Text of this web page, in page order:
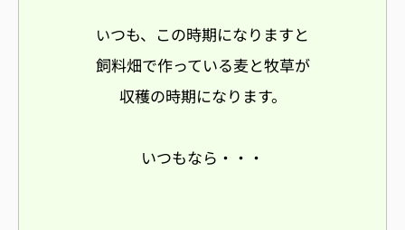
いつも、この時期になりますと
飼料畑で作っている麦と牧草が
収穫の時期になります。
いつもなら・・・